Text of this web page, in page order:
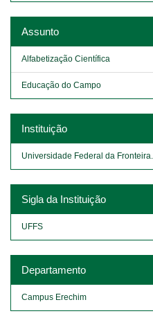
Assunto
Alfabetização Científica
Educação do Campo
Instituição
Universidade Federal da Fronteira...
Sigla da Instituição
UFFS
Departamento
Campus Erechim